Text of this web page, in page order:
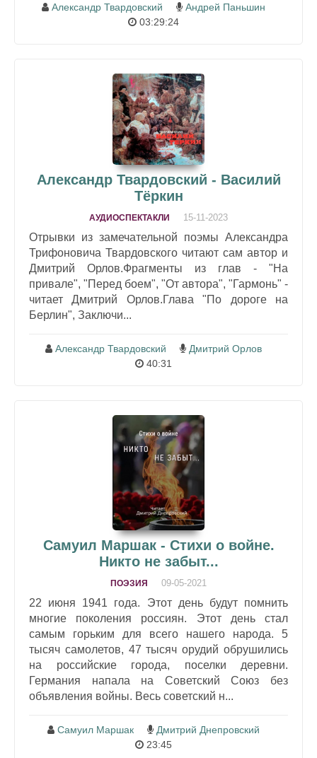
Александр Твардовский
Андрей Паньшин
03:29:24
Александр Твардовский - Василий
Тёркин
АУДИОСПЕКТАКЛИ 15-11-2023
Отрывки из замечательной поэмы Александра
Трифоновича Твардовского читают сам автор и
Дмитрий Орлов.Фрагменты из глав - "На
привале", "Перед боем", "От автора", "Гармонь" -
читает Дмитрий Орлов.Глава "По дороге на
Берлин", Заключи...
Александр Твардовский
Дмитрий Орлов
40:31
Самуил Маршак - Стихи о войне.
Никто не забыт...
ПОЭЗИЯ 09-05-2021
22 июня 1941 года. Этот день будут помнить
многие поколения россиян. Этот день стал
самым горьким для всего нашего народа. 5
тысяч самолетов, 47 тысяч орудий обрушились
на российские города, поселки деревни.
Германия напала на Советский Союз без
объявления войны. Весь советский н...
Самуил Маршак
Дмитрий Днепровский
23:45